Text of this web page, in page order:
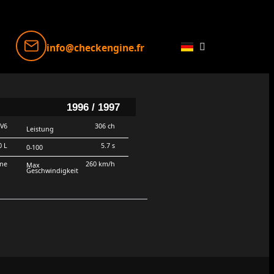
info@checkengine.fr
1996 / 1997
V6
L
Leistung
0-100
Max
Geschwindigkeit
306 ch
5.7 s
260 km/h